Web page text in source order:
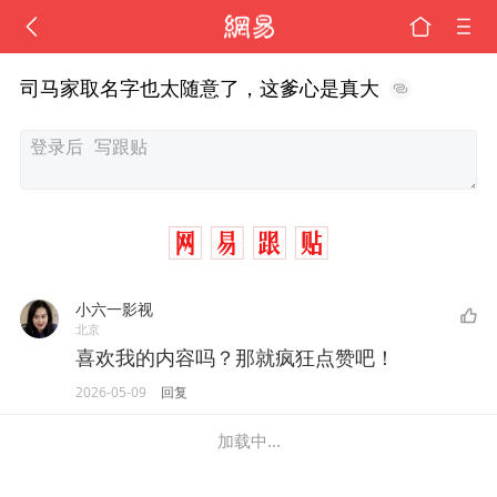
司马家取名字也太随意了，这爹心是真大
小六一影视
北京
喜欢我的内容吗？那就疯狂点赞吧！
2026-05-09 回复
加载中...